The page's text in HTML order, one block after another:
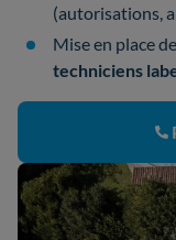
(autorisations,
Mise en place
techniciens